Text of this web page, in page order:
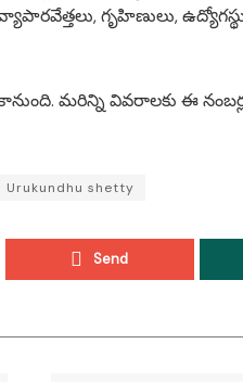
గృహిణులు,
మరిన్ని వివరాలకు ఈ
Urukundhu shetty
Send